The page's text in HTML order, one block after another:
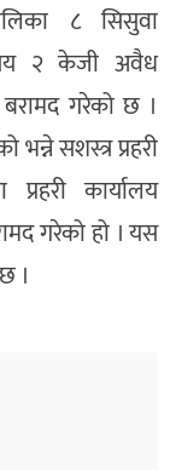
८ सिसुवा
सय २ केजी अवैध
गरेको छ ।
सशस्त्र प्रहरी
कार्यालय
गरेको हो । यस
।